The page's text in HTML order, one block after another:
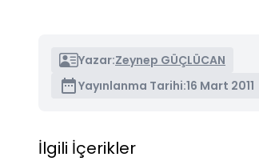
Yazar:Zeynep GÜÇLÜCAN
Yayınlanma Tarihi:16 Mart 2011
İlgili İçerikler